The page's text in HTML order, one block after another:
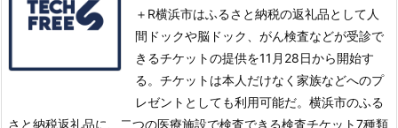
＋R横浜市はふるさと納税の返礼品として人
間ドックや脳ドック、がん検査などが受診で
きるチケットの提供を11月28日から開始す
る。チケットは本人だけなく家族などへのプ
レゼントとしても利用可能だ。 横浜市のふる
さと納税返礼品に、二つの医療施設で検査できる検査チケット7種類